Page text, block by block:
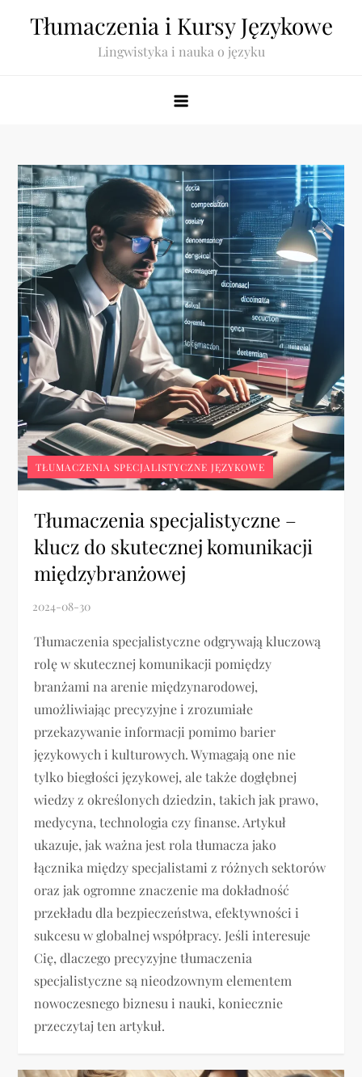
Tłumaczenia i Kursy Językowe
Lingwistyka i nauka o języku
TŁUMACZENIA SPECJALISTYCZNE JĘZYKOWE
Tłumaczenia specjalistyczne –
klucz do skutecznej komunikacji
międzybranżowej
Tłumaczenia specjalistyczne odgrywają kluczową
rolę w skutecznej komunikacji pomiędzy
branżami na arenie międzynarodowej,
umożliwiając precyzyjne i zrozumiałe
przekazywanie informacji pomimo barier
językowych i kulturowych. Wymagają one nie
tylko biegłości językowej, ale także dogłębnej
wiedzy z określonych dziedzin, takich jak prawo,
medycyna, technologia czy finanse. Artykuł
ukazuje, jak ważna jest rola tłumacza jako
łącznika między specjalistami z różnych sektorów
oraz jak ogromne znaczenie ma dokładność
przekładu dla bezpieczeństwa, efektywności i
sukcesu w globalnej współpracy. Jeśli interesuje
Cię, dlaczego precyzyjne tłumaczenia
specjalistyczne są nieodzownym elementem
nowoczesnego biznesu i nauki, koniecznie
przeczytaj ten artykuł.